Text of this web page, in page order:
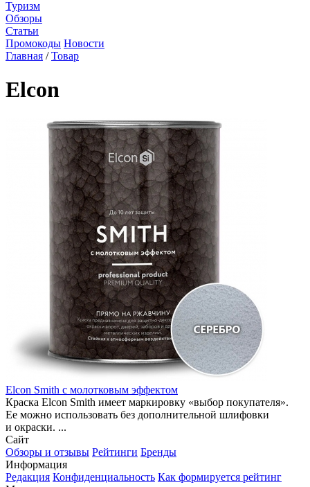
Туризм
Обзоры
Статьи
Промокоды Новости
Главная /Товар
Elcon
Elcon Smith с молотковым эффектом
Краска Elcon Smith имеет маркировку «выбор покупателя».
Ее можно использовать без дополнительной шлифовки
и окраски. ...
Сайт
Обзоры и отзывы Рейтинги Бренды
Информация
Редакция Конфиденциальность Как формируется рейтинг